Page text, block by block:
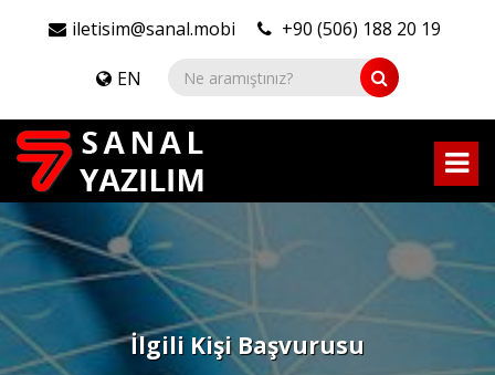
iletisim@sanal.mobi +90 (506) 188 20 19
EN
İlgili Kişi Başvurusu